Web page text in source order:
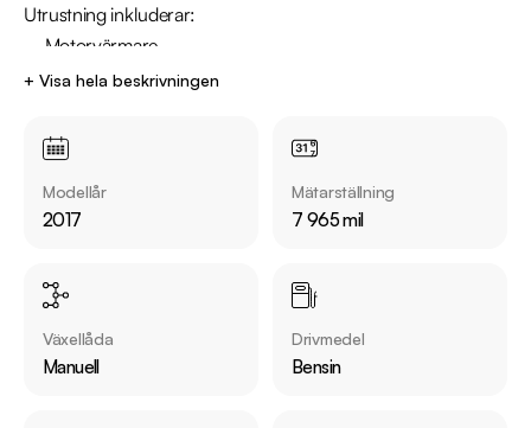
Utrustning inkluderar:
  - Parkeringssensorer bak
Jämför denna bil med någon av våra andra Dacia Duster i
bil/?series=duster
Övrig information om bilen:
+ Visa hela beskrivningen
Modellår
2017
Mätarställning
7 965 mil
Växellåda
Manuell
Drivmedel
Bensin